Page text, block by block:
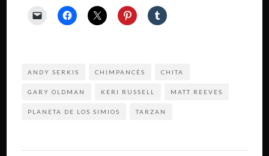
ANDY SERKIS CHIMPANCÉS CHITA
GARY OLDMAN KERI RUSSELL MATT REEVES
PLANETA DE LOS SIMIOS TARZAN